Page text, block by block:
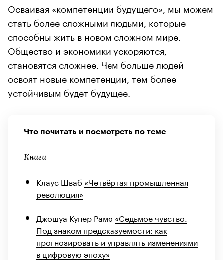
Осваивая «компетенции будущего», мы можем
стать более сложными людьми, которые
способны жить в новом сложном мире.
Общество и экономики ускоряются,
становятся сложнее. Чем больше людей
освоят новые компетенции, тем более
устойчивым будет будущее.
Что почитать и посмотреть по теме
Книги
Клаус Шваб «Четвёртая промышленная
революция»
Джошуа Купер Рамо «Седьмое чувство.
Под знаком предсказуемости: как
прогнозировать и управлять изменениями
в цифровую эпоху»